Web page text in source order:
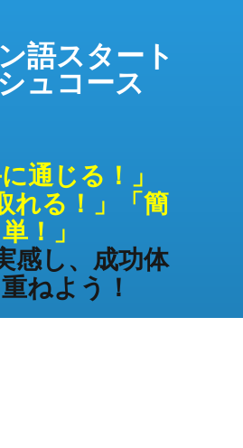
語スタート
ュコース
に通じる！」
れる！」「簡
単！」
感し、成功体
ねよう！